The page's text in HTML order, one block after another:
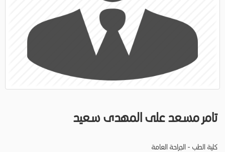
تامر مسعد على المهدى سعيد
كلية الطب - الجراحة العامة